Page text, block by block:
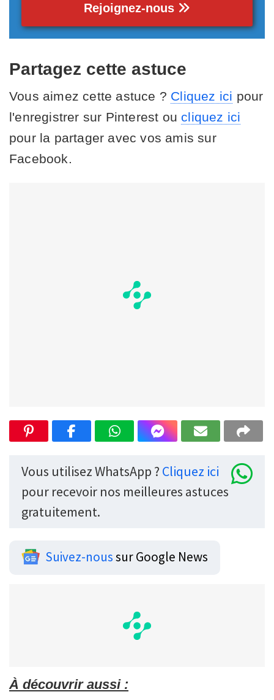
Rejoignez-nous
Partagez cette astuce
Vous aimez cette astuce ? Cliquez ici pour
l'enregistrer sur Pinterest ou cliquez ici
pour la partager avec vos amis sur
Facebook.
Vous utilisez WhatsApp ? Cliquez ici
pour recevoir nos meilleures astuces
gratuitement.
Suivez-noussur Google News
À découvrir aussi :